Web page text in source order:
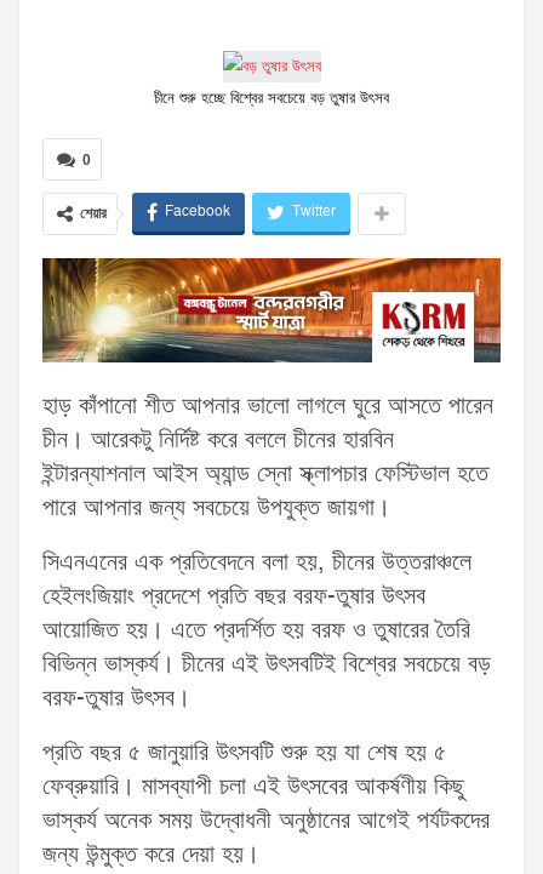
চীনে শুরু হচ্ছে বিশ্বের সবচেয়ে বড় তুষার উৎসব
0
শেয়ার Facebook Twitter
হাড় কাঁপানো শীত আপনার ভালো লাগলে ঘুরে আসতে পারেন
চীন। আরেকটু নির্দিষ্ট করে বললে চীনের হারবিন
ইন্টারন্যাশনাল আইস অ্যান্ড স্নো স্ক্লাপচার ফেস্টিভাল হতে
পারে আপনার জন্য সবচেয়ে উপযুক্ত জায়গা।
সিএনএনের এক প্রতিবেদনে বলা হয়, চীনের উত্তরাঞ্চলে
হেইলংজিয়াং প্রদেশে প্রতি বছর বরফ-তুষার উৎসব
আয়োজিত হয়। এতে প্রদর্শিত হয় বরফ ও তুষারের তৈরি
বিভিন্ন ভাস্কর্য। চীনের এই উৎসবটিই বিশ্বের সবচেয়ে বড়
বরফ-তুষার উৎসব।
প্রতি বছর ৫ জানুয়ারি উৎসবটি শুরু হয় যা শেষ হয় ৫
ফেব্রুয়ারি। মাসব্যাপী চলা এই উৎসবের আকর্ষণীয় কিছু
ভাস্কর্য অনেক সময় উদ্বোধনী অনুষ্ঠানের আগেই পর্যটকদের
জন্য উন্মুক্ত করে দেয়া হয়।